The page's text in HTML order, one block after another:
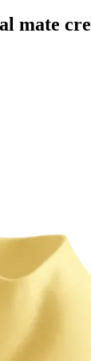
mate